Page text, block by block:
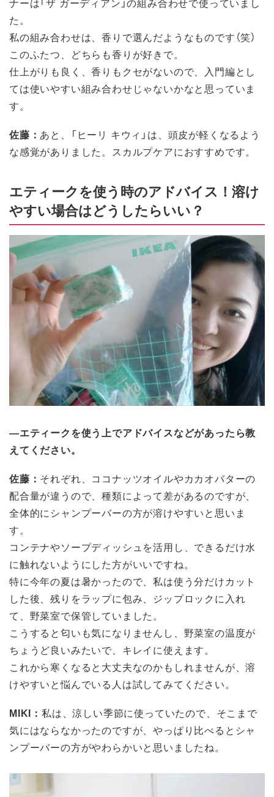
た。
私の組み合わせは、香りで選んだようなものです（笑）
このふたつ、どちらも香りが好きで。
仕上がりも良く、香りもクセがないので、入門編とし
ては使いやすい組み合わせじゃないかなと思っていま
す。
佐藤： あと、「ヒーリ キウィ」は、頭皮が軽くなるよう
な感覚がありました。スカルプケアにおすすめです。
エティークを使う時のアドバイス！溶け
やすい場合はどうしたらいい？
―エティークを使う上でアドバイスなどがあったら教
えてください。
佐藤： それぞれ、ココナッツオイルやカカオバターの
配合量が違うので、種類によって差があるのですが、
全体的にシャンプーバーの方が溶けやすいと思いま
す。
コンテナやソープディッシュを活用し、できるだけ水
に触れないようにした方がいいですね。
特に今年の夏は暑かったので、私は使う分だけカット
した後、残りをラップに包み、ジップロックに入れ
て、野菜室で保管していました。
こうすると匂いも気になりませんし、野菜室の温度が
ちょうど良いみたいで、キレイに使えます。
これから寒くなると大丈夫なのかもしれませんが、溶
けやすいと悩んでいる人は試してみてください。
MIKI： 私は、涼しい季節に使っていたので、そこまで
気にはならなかったのですが、やっぱり比べるとシャ
ンプーバーの方がやわらかいと思いましたね。